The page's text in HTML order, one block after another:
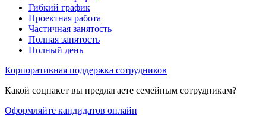
Гибкий график
Проектная работа
Частичная занятость
Полная занятость
Полный день
Корпоративная поддержка сотрудников
Какой соцпакет вы предлагаете семейным сотрудникам?
Оформляйте кандидатов онлайн